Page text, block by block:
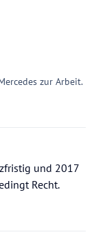
zur Arbeit.
und 2017
Recht.